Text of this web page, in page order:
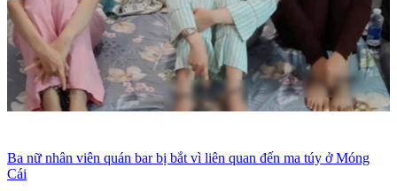
Ba nữ nhân viên quán bar bị bắt vì liên quan đến ma túy ở Móng
Cái